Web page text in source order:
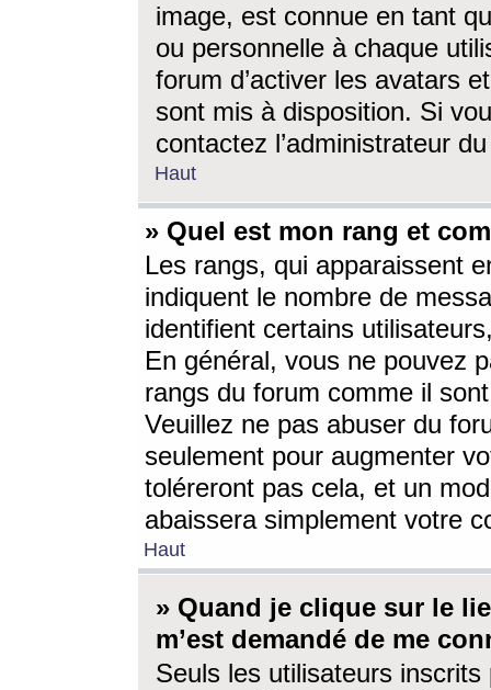
image, est connue en tant
ou personnelle à chaque
forum d’activer les avatars
sont mis à disposition. Si
contactez l’administrateur
Haut
» Quel est mon rang et
Les rangs, qui apparaissent
indiquent le nombre de
identifient certains
En général, vous ne pouvez
rangs du forum comme il
Veuillez ne pas abuser du
seulement pour augmenter
toléreront pas cela, et un
abaissera simplement votre
Haut
» Quand je clique sur le
m’est demandé de me
Seuls les utilisateurs